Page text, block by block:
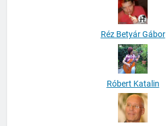
Réz Betyár Gábor
Róbert Katalin